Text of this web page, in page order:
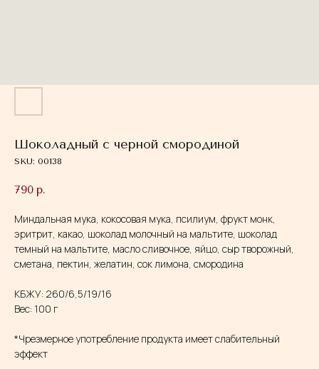
Шоколадный с черной смородиной
SKU: 00138
790 р.
Миндальная мука, кокосовая мука, псилиум, фрукт монк,
эритрит, какао, шоколад молочный на мальтите, шоколад
темный на мальтите, масло сливочное, яйцо, сыр творожный,
сметана, пектин, желатин, сок лимона, смородина
КБЖУ: 260/6,5/19/16
Вес: 100 г
*Чрезмерное употребление продукта имеет слабительный
эффект